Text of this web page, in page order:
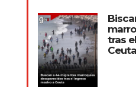
tras
Ceuta